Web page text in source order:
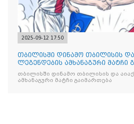
2025-09-12 17:50
თბილისში დინამო თბილისის და
ლეგენდების ამხანაგური მატჩი
თბილისში დინამო თბილისის და
ამხანაგური მატჩი გაიმართება